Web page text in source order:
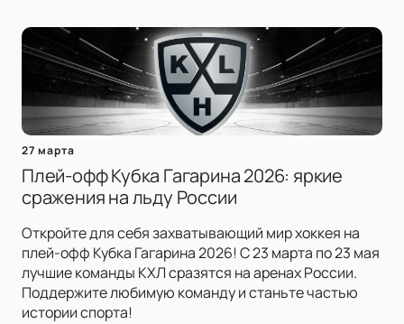
27 марта
Плей-офф Кубка Гагарина 2026: яркие
сражения на льду России
Откройте для себя захватывающий мир хоккея на
плей-офф Кубка Гагарина 2026! С 23 марта по 23 мая
лучшие команды КХЛ сразятся на аренах России.
Поддержите любимую команду и станьте частью
истории спорта!